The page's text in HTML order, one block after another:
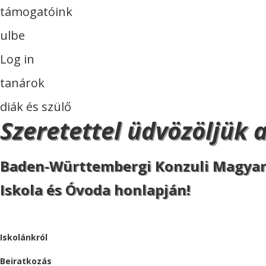
támogatóink
ulbe
Log in
tanárok
diák és szülő
Szeretettel üdvözöljük
Baden-Württembergi Konzuli Magyar
Iskola és Óvoda honlapján!
Iskolánkról
Beiratkozás